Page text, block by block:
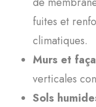
fuites et
climatiques.
Murs et
verticales
Sols